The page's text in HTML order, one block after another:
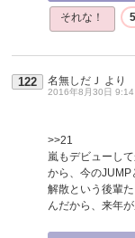
それな！
122 名無しだＪ より
2016年8月30日
>>21
嵐もデビューし
から、今のJUMP
解散という後輩
んだから、来年